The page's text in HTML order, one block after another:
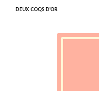
DEUX COQS D'OR